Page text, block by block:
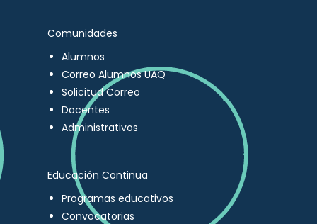
Comunidades
Alumnos
Correo Alumnos UAQ
Solicitud Correo
Docentes
Administrativos
Educación Continua
Programas educativos
Convocatorias